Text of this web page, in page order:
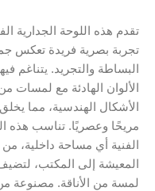
تقدم هذه اللوحة الجدارية
تجربة بصرية فريدة تعكس
البساطة والتجريد. يتناغم
الألوان الهادئة مع لمسات
الأشكال الهندسية، مما
مريحًا وعصريًا. تناسب هذه
الفنية أي مساحة داخلية،
المعيشة إلى المكتب،
لمسة من الأناقة. مصنوعة